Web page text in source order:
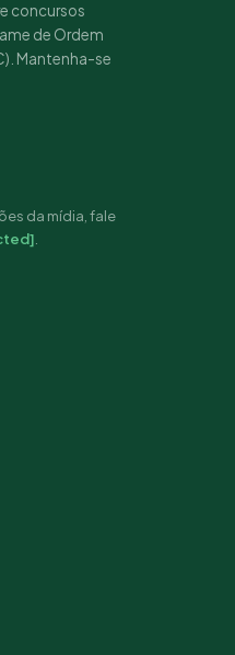
concursos
de Ordem
Mantenha-se
da mídia, fale
.